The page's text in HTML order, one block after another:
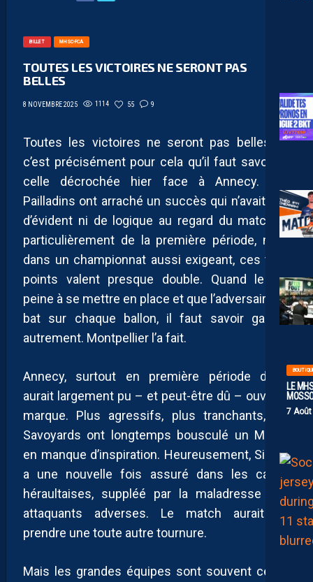
LE
7
BILLET MHSC-FCA
TOUTES LES VICTOIRES NE SERONT PAS
BELLES
8 NOVEMBRE 2025 1114 55 9
Toutes les victoires ne seront pas belles, et
c’est précisément pour cela qu’il faut savourer
celle décrochée hier face à Annecy. Les
Pailladins ont arraché un succès qui n’avait rien
d’évident ni de logique au regard du match et
particulièrement de la première période, mais
dans un championnat aussi exigeant, ces trois
points valent presque double. Quand le jeu
peine à se mettre en place et que l’adversaire se
bat sur chaque ballon, il faut savoir gagner
autrement. Montpellier l’a fait.
Annecy, surtout en première période donc,
aurait largement pu – et peut-être dû – ouvrir la
marque. Plus agressifs, plus tranchants, les
Savoyards ont longtemps bousculé un MHSC
en manque d’inspiration. Heureusement, Simon
a une nouvelle fois assuré dans les cages
héraultaises, suppléé par la maladresse des
attaquants adverses. Le match aurait pu
prendre une toute autre tournure.
Mais les grandes équipes sont souvent celles